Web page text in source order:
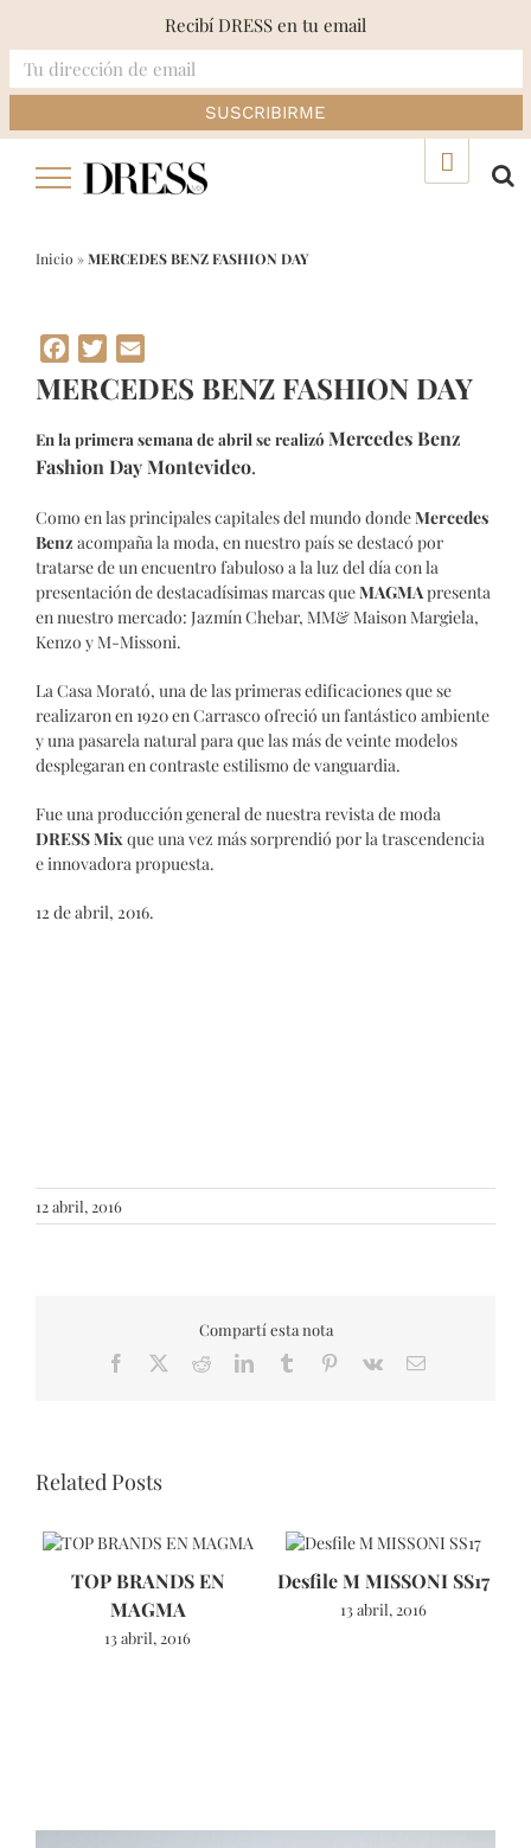
Inicio »MERCEDES BENZ FASHION DAY
Facebook
Twitter
MERCEDES BENZ FASHION DAY
En la primera semana de abril se realizó Mercedes Benz
Fashion Day Montevideo.
Como en las principales capitales del mundo dondeMercedes
Benz acompaña la moda, en nuestro país se destacó por
tratarse de un encuentro fabuloso a la luz del día con la
presentación de destacadísimas marcas queMAGMApresenta
en nuestro mercado: Jazmín Chebar, MM& Maison Margiela,
Kenzo y M-Missoni.
La Casa Morató, una de las primeras edificaciones que se
realizaron en 1920 en Carrasco ofreció un fantástico ambiente
y una pasarela natural para que las más de veinte modelos
desplegaran en contraste estilismo de vanguardia.
Fue una producción general de nuestra revista de moda
DRESS Mixque una vez más sorprendió por la trascendencia
e innovadora propuesta.
12 de abril, 2016.
12 abril, 2016
Compartí esta nota
Facebook RedditLinkedInTumblr Pinterest
Vk Email
Related Posts
TOP BRANDS EN
MAGMA
13 abril, 2016
Desfile M MISSONI SS17
13 abril, 2016
Recibí DRESS en tu email